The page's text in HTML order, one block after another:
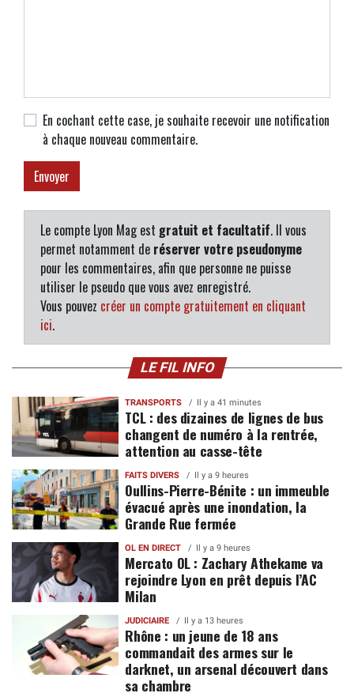
En cochant cette case, je souhaite recevoir une notification
à chaque nouveau commentaire.
Le compte Lyon Mag est gratuit et facultatif. Il vous
permet notamment de réserver votre pseudonyme
pour les commentaires, afin que personne ne puisse
utiliser le pseudo que vous avez enregistré.
Vous pouvez créer un compte gratuitement en cliquant
ici.
LE FIL INFO
TRANSPORTS Il y a 41 minutes
TCL : des dizaines de lignes de bus
changent de numéro à la rentrée,
attention au casse-tête
FAITS DIVERS Il y a 9 heures
Oullins-Pierre-Bénite : un immeuble
évacué après une inondation, la
Grande Rue fermée
OL EN DIRECT Il y a 9 heures
Mercato OL : Zachary Athekame va
rejoindre Lyon en prêt depuis l’AC
Milan
JUDICIAIRE Il y a 13 heures
Rhône : un jeune de 18 ans
commandait des armes sur le
darknet, un arsenal découvert dans
sa chambre